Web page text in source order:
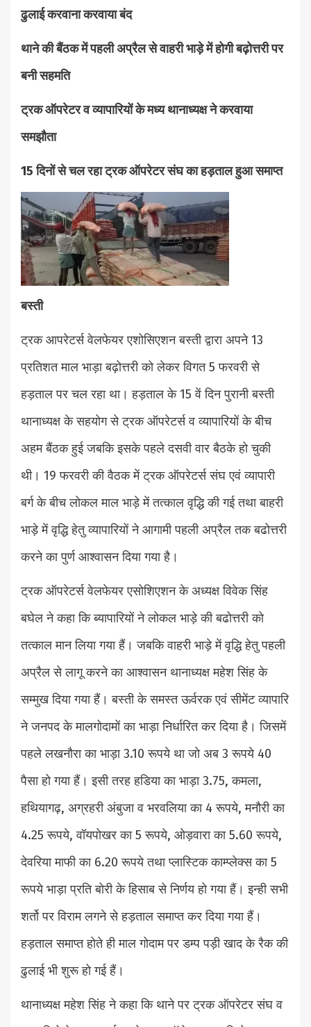
ढुलाई करवाना करवाया बंद
थाने की बैंठक में पहली अप्रैल से वाहरी भाड़े में होगी बढ़ोत्तरी पर
बनी सहमति
ट्रक ऑपरेटर व व्यापारियों के मध्य थानाध्यक्ष ने करवाया
समझौता
15 दिनों से चल रहा ट्रक ऑपरेटर संघ का हड़ताल हुआ समाप्त
बस्ती
ट्रक आपरेटर्स वेलफेयर एशोसिएशन बस्ती द्वारा अपने 13
प्रतिशत माल भाड़ा बढ़ोत्तरी को लेकर विगत 5 फरवरी से
हड़ताल पर चल रहा था। हड़ताल के 15 वें दिन पुरानी बस्ती
थानाध्यक्ष के सहयोग से ट्रक ऑपरेटर्स व व्यापारियों के बीच
अहम बैंठक हुई जबकि इसके पहले दसवी वार बैठके हो चुकी
थी। 19 फरवरी की वैठक में ट्रक ऑपरेटर्स संघ एवं व्यापारी
बर्ग के बीच लोकल माल भाड़े में तत्काल वृद्धि की गई तथा बाहरी
भाड़े में वृद्धि हेतु व्यापारियों ने आगामी पहली अप्रैल तक बढोत्तरी
करने का पुर्ण आश्वासन दिया गया है।
ट्रक ऑपरेटर्स वेलफेयर एसोशिएशन के अध्यक्ष विवेक सिंह
बघेल ने कहा कि ब्यापारियों ने लोकल भाड़े की बढोत्तरी को
तत्काल मान लिया गया हैं। जबकि वाहरी भाड़े में वृद्धि हेतु पहली
अप्रैल से लागू करने का आश्वासन थानाध्यक्ष महेश सिंह के
सम्मुख दिया गया हैं। बस्ती के समस्त ऊर्वरक एवं सीमेंट व्यापारि
ने जनपद के मालगोदामों का भाड़ा निर्धारित कर दिया है। जिसमें
पहले लखनौरा का भाड़ा 3.10 रूपये था जो अब 3 रूपये 40
पैसा हो गया हैं। इसी तरह हडिया का भाड़ा 3.75, कमला,
हथियागढ़, अग्रहरी अंबुजा व भरवलिया का 4 रूपये, मनौरी का
4.25 रूपये, वॉयपोखर का 5 रूपये, ओड़वारा का 5.60 रूपये,
देवरिया माफी का 6.20 रूपये तथा प्लास्टिक काम्प्लेक्स का 5
रूपये भाड़ा प्रति बोरी के हिसाब से निर्णय हो गया हैं। इन्ही सभी
शर्तो पर विराम लगने से हड़ताल समाप्त कर दिया गया हैं।
हड़ताल समाप्त होते ही माल गोदाम पर डम्प पड़ी खाद के रैक की
ढुलाई भी शुरू हो गई हैं।
थानाध्यक्ष महेश सिंह ने कहा कि थाने पर ट्रक ऑपरेटर संघ व